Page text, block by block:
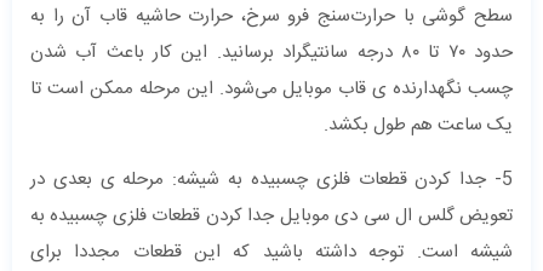
سطح گوشی با حرارت‌سنج فرو سرخ، حرارت حاشیه قاب آن را به
حدود ۷۰ تا ۸۰ درجه سانتیگراد برسانید. این کار باعث آب شدن
چسب نگهدارنده ی قاب موبایل می‌شود. این مرحله ممکن است تا
یک ساعت هم طول بکشد.
5- جدا کردن قطعات فلزی چسبیده به شیشه: مرحله ی بعدی در
تعویض گلس ال سی دی موبایل جدا کردن قطعات فلزی چسبیده به
شیشه است. توجه داشته باشید که این قطعات مجددا برای